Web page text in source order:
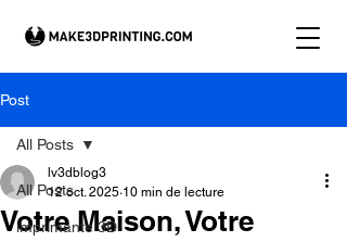
Post
All Posts
imprimante 3D
All Posts
Votre Maison, Votre
lv3dblog3
12 oct. 2025 10 min de lecture